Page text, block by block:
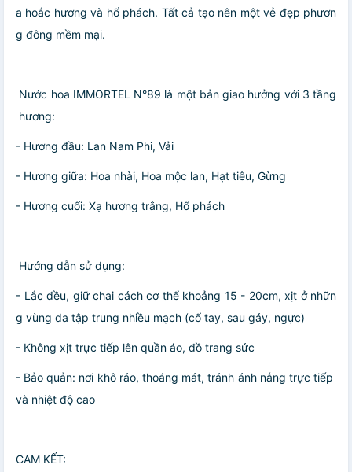
a hoắc hương và hổ phách. Tất cả tạo nên một vẻ đẹp phươn
g đông mềm mại.
Nước hoa IMMORTEL N°89 là một bản giao hưởng với 3 tầng
hương:
- Hương đầu: Lan Nam Phi, Vải
- Hương giữa: Hoa nhài, Hoa mộc lan, Hạt tiêu, Gừng
- Hương cuối: Xạ hương trắng, Hổ phách
Hướng dẫn sử dụng:
- Lắc đều, giữ chai cách cơ thể khoảng 15 - 20cm, xịt ở nhữn
g vùng da tập trung nhiều mạch (cổ tay, sau gáy, ngực)
- Không xịt trực tiếp lên quần áo, đồ trang sức
- Bảo quản: nơi khô ráo, thoáng mát, tránh ánh nắng trực tiếp
và nhiệt độ cao
CAM KẾT: